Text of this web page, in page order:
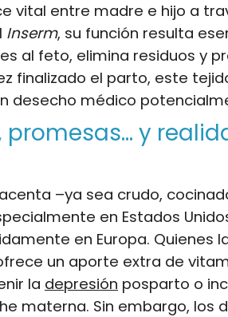
vital entre madre e hijo a
Inserm, su función resulta
al feto, elimina residuos y
finalizado el parto, este
desecho médico
promesas… y
–ya sea crudo,
en Estados
en Europa. Quienes
un aporte extra de
la depresión posparto o
materna. Sin embargo, los